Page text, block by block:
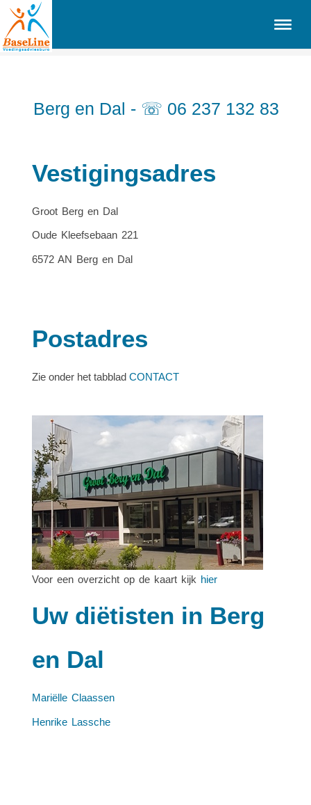
Berg en Dal - ☏ 06 237 132 83
Vestigingsadres
Groot Berg en Dal
Oude Kleefsebaan 221
6572 AN Berg en Dal
Postadres
Zie onder het tabbladCONTACT
Voor een overzicht op de kaart kijk hier
Uw diëtisten in Berg
en Dal
Mariëlle Claassen
Henrike Lassche